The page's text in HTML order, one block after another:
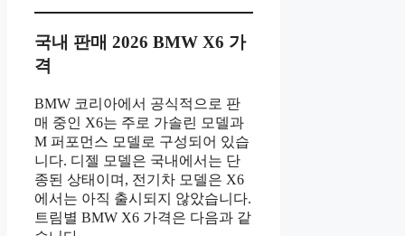
국내 판매 2026 BMW X6 가
격
BMW 코리아에서 공식적으로 판
매 중인 X6는 주로 가솔린 모델과
M 퍼포먼스 모델로 구성되어 있습
니다. 디젤 모델은 국내에서는 단
종된 상태이며, 전기차 모델은 X6
에서는 아직 출시되지 않았습니다.
트림별 BMW X6 가격은 다음과 같